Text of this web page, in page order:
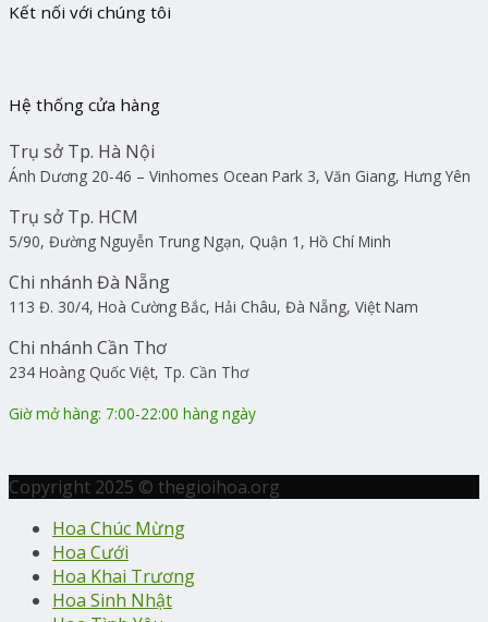
Kết nối với chúng tôi
Hệ thống cửa hàng
Trụ sở Tp. Hà Nội
Ánh Dương 20-46 – Vinhomes Ocean Park 3, Văn Giang, Hưng Yên
Trụ sở Tp. HCM
5/90, Đường Nguyễn Trung Ngạn, Quận 1, Hồ Chí Minh
Chi nhánh Đà Nẵng
113 Đ. 30/4, Hoà Cường Bắc, Hải Châu, Đà Nẵng, Việt Nam
Chi nhánh Cần Thơ
234 Hoàng Quốc Việt, Tp. Cần Thơ
Giờ mở hàng: 7:00-22:00 hàng ngày
Copyright 2025 © thegioihoa.org
Hoa Chúc Mừng
Hoa Cưới
Hoa Khai Trương
Hoa Sinh Nhật